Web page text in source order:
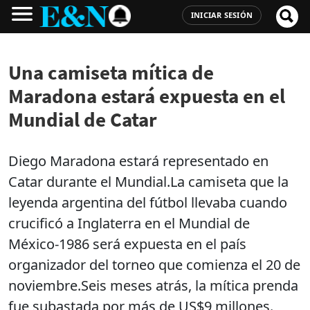
INICIAR SESIÓN
Una camiseta mítica de
Maradona estará expuesta en el
Mundial de Catar
Diego Maradona estará representado en
Catar durante el Mundial.La camiseta que la
leyenda argentina del fútbol llevaba cuando
crucificó a Inglaterra en el Mundial de
México-1986 será expuesta en el país
organizador del torneo que comienza el 20 de
noviembre.Seis meses atrás, la mítica prenda
fue subastada por más de US$9 millones.